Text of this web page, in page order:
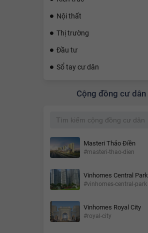
Nội thất
Thị trường
Đầu tư
Sổ tay cư dân
Cộng đồng cư dân
Masteri Thảo Điền
#masteri-thao-dien
Vinhomes Central Park
#vinhomes-central-park
Vinhomes Royal City
#royal-city